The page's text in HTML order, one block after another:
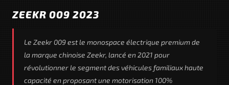
ZEEKR 009 2023
Le Zeekr 009 est le monospace électrique premium de
la marque chinoise Zeekr, lancé en 2021 pour
révolutionner le segment des véhicules familiaux haute
capacité en proposant une motorisation 100%